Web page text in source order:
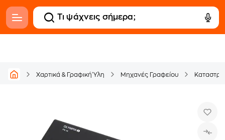
Χαρτικά & Γραφική Ύλη Μηχανές Γραφείου